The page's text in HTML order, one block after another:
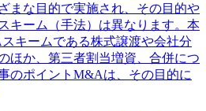
まな目的で実施され、その目的や
キーム（手法）は異なります。本
キームである株式譲渡や会社分
ほか、第三者割当増資、合併につ
のポイントM&Aは、その目的に